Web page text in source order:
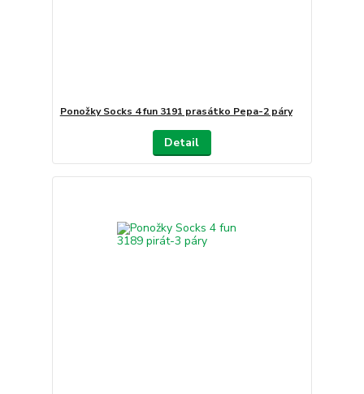
Ponožky Socks 4 fun 3191 prasátko Pepa-2 páry
Detail